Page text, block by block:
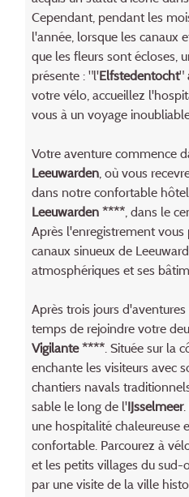
Cependant, pendant les
l'année, lorsque les canaux
que les fleurs sont écloses,
présente : "l'Elfstedentocht"
votre vélo, accueillez
vous à un voyage
Votre aventure commence
Leeuwarden, où vous
dans notre confortable hôtel
Leeuwarden ****, dans le
Après l'enregistrement vous
canaux sinueux de
atmosphériques et ses
Après trois jours
temps de rejoindre votre
Vigilante ****. Située sur la
enchante les visiteurs avec
chantiers navals
sable le long de l'IJsselmeer
une hospitalité chaleureuse
confortable. Parcourez à
et les petits villages du sud-
par une visite de la ville